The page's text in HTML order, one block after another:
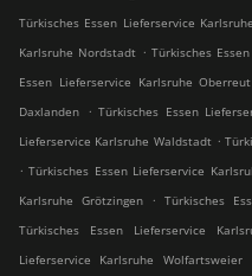
Türkisches Essen Lieferservice
Karlsruhe Nordstadt . Türkisches
Essen Lieferservice Karlsruhe Oberreut
Daxlanden
. Türkisches Essen
Lieferservice Karlsruhe Waldstadt .
. Türkisches Essen Lieferservice
Karlsruhe Grötzingen
. Türkisches
Türkisches Essen Lieferservice
Lieferservice Karlsruhe Wolfartsweier